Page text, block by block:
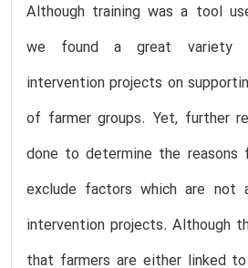
Although training was a tool
we found a great variety
intervention projects on
of farmer groups. Yet, further
done to determine the reasons
exclude factors which are not
intervention projects. Although
that farmers are either linked